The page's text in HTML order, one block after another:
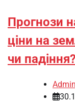
Прогнози
ціни на
чи падіння?
Admin